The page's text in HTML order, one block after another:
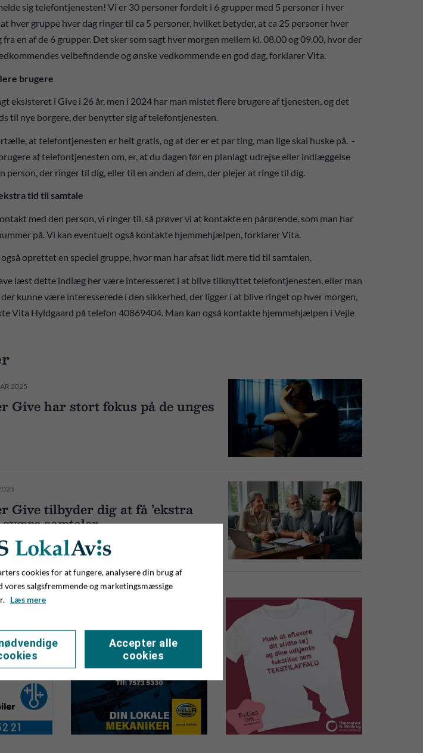
sig telefontjenesten! Vi er 30 personer fordelt i 6 grupper med 5 personer i hver
hver gruppe hver dag ringer til ca 5 personer, hvilket betyder, at ca 25 personer hver
en af de 6 grupper. Det sker som sagt hver morgen mellem kl. 08.00 og 09.00, hvor der
velbefindende og ønske vedkommende en god dag, forklarer Vita.
brugere
eksisteret i Give i 26 år, men i 2024 har man mistet flere brugere af tjenesten, og det
til nye borgere, der benytter sig af telefontjenesten.
at telefontjenesten er helt gratis, og at der er et par ting, man lige skal huske på. -
af telefontjenesten om, er, at du dagen før en planlagt udrejse eller indlæggelse
person, der ringer til dig, eller til en anden af dem, der plejer at ringe til dig.
tid til samtale
med den person, vi ringer til, så prøver vi at kontakte en pårørende, som man har
på. Vi kan eventuelt også kontakte hjemmehjælpen, forklarer Vita.
oprettet en speciel gruppe, hvor man har afsat lidt mere tid til samtalen.
læst dette indlæg her være interesseret i at blive tilknyttet telefontjenesten, eller man
kunne være interesserede i den sikkerhed, der ligger i at blive ringet op hver morgen,
Vita Hyldgaard på telefon 40869404. Man kan også kontakte hjemmehjælpen i Vejle
2025
Give har stort fokus på de unges
Give tilbyder dig at få ’ekstra
svære samtaler
cookies for at fungere, analysere din brug af
salgsfremmende og marketingsmæssige
Læs mere
Accepter alle
cookies